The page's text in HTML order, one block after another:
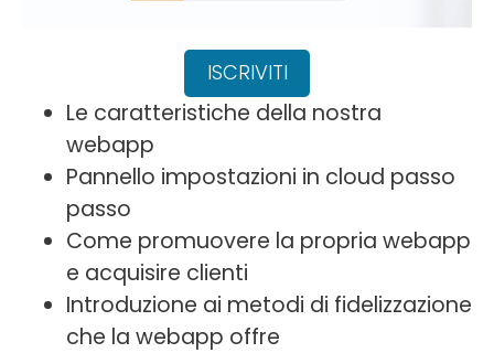
ISCRIVITI
Le caratteristiche della nostra
webapp
Pannello impostazioni in cloud passo
passo
Come promuovere la propria webapp
e acquisire clienti
Introduzione ai metodi di fidelizzazione
che la webapp offre